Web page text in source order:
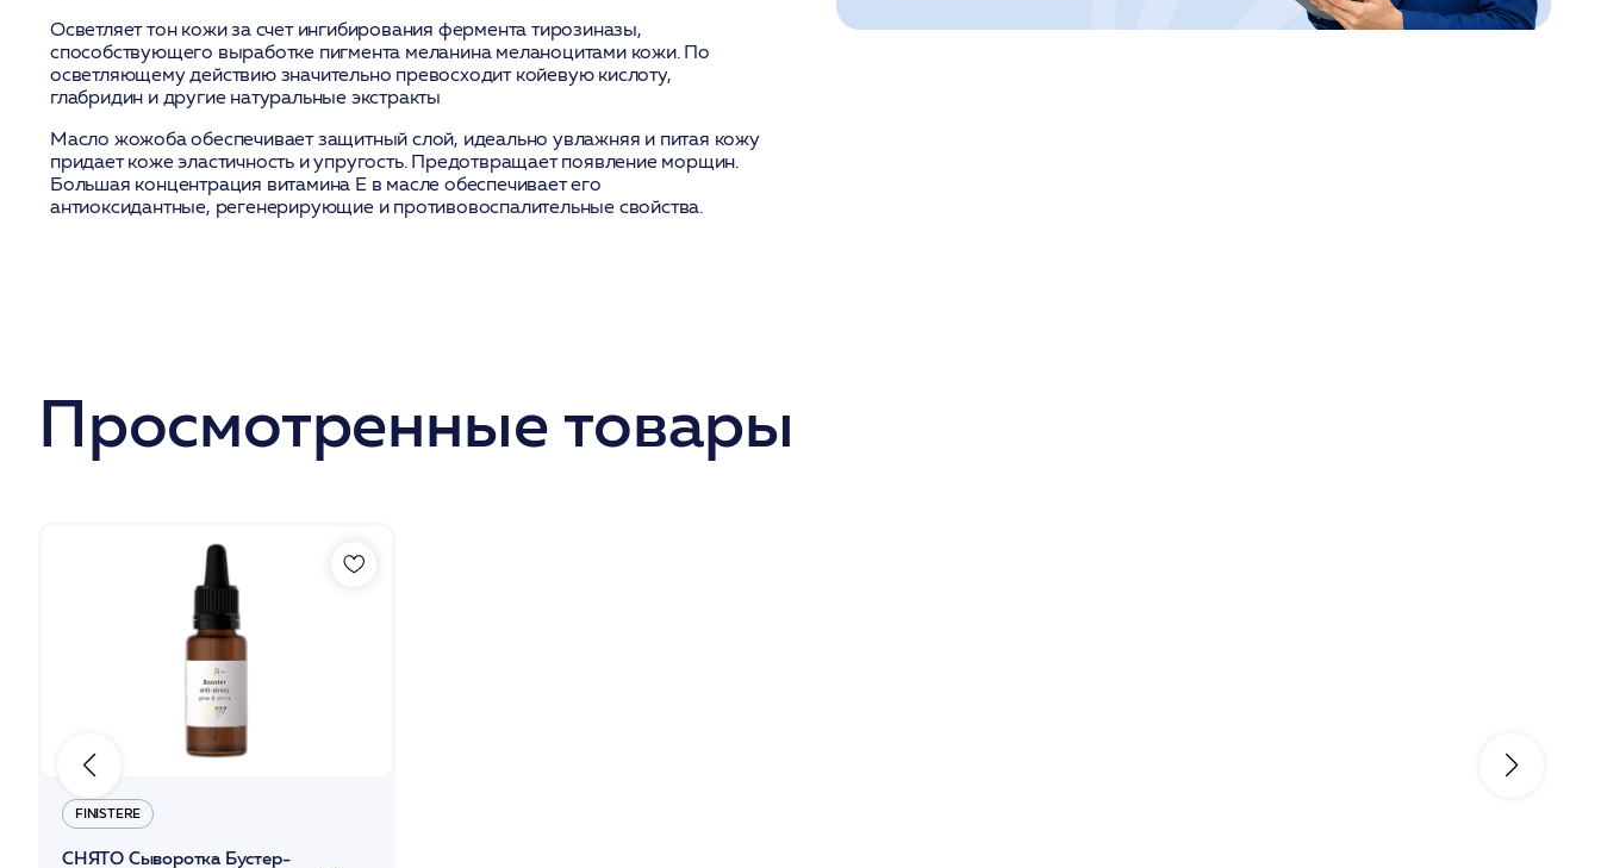
Осветляет тон кожи за счет ингибирования фермента тирозиназы,
способствующего выработке пигмента меланина меланоцитами кожи. По
осветляющему действию значительно превосходит койевую кислоту,
глабридин и другие натуральные экстракты
Масло жожоба обеспечивает защитный слой, идеально увлажняя и питая кожу
придает коже эластичность и упругость. Предотвращает появление морщин.
Большая концентрация витамина Е в масле обеспечивает его
антиоксидантные, регенерирующие и противовоспалительные свойства.
Просмотренные товары
FINISTERE
СНЯТО Сыворотка Бустер-